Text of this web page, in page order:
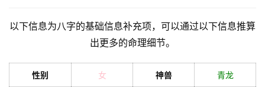
以下信息为八字的基础信息补充项，可以通过以下信息推算
出更多的命理细节。
性别 女 神兽 青龙